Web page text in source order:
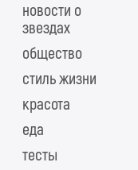
новости о
звездах
общество
стиль жизни
красота
еда
тесты